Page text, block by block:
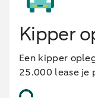
Kipper
Een kipper
25.000 lease je